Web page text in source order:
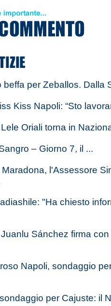
beffa per Zeballos. Dalla
Kiss Napoli: “Sto
Oriali torna in
– Giorno 7, il ...
l'Assessore
"Ha chiesto
Sánchez firma con
Napoli, sondaggio
per Cajuste: il